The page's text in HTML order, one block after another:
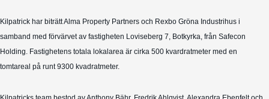
Kilpatrick har biträtt Alma Property Partners och Rexbo Gröna Industrihus i
samband med förvärvet av fastigheten Loviseberg 7, Botkyrka, från Safecon
Holding. Fastighetens totala lokalarea är cirka 500 kvardratmeter med en
tomtareal på runt 9300 kvadratmeter.